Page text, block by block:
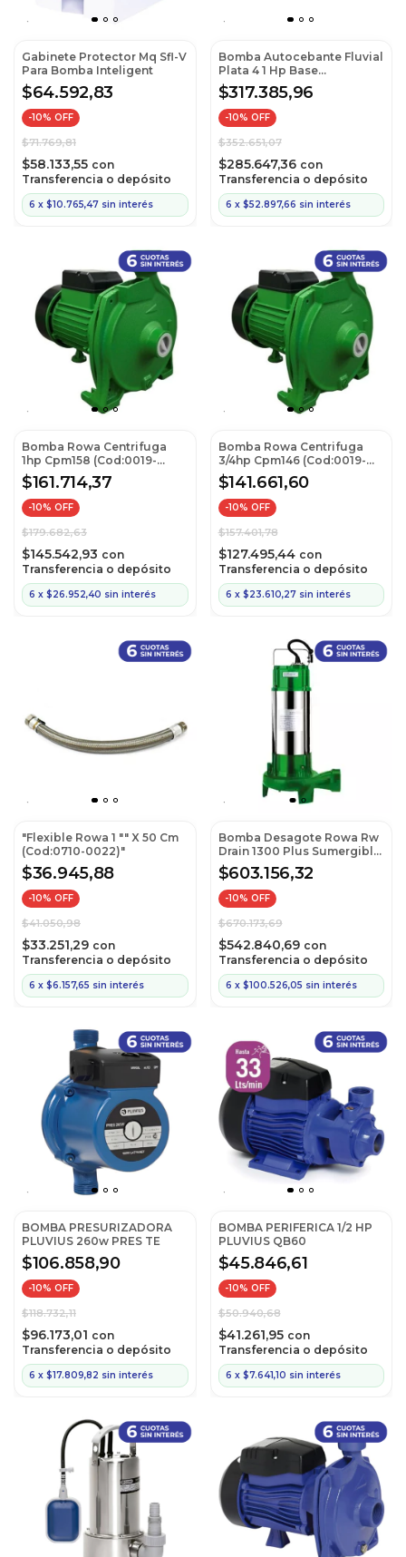
Gabinete Protector Mq Sfl-V
Para Bomba Inteligent
$64.592,83
-10% OFF
$71.769,81
$58.133,55 con
Transferencia o depósito
6 x $10.765,47 sin interés
Bomba Autocebante Fluvial
Plata 4 1 Hp Base
(Cod:311401)
$317.385,96
-10% OFF
$352.651,07
$285.647,36 con
Transferencia o depósito
6 x $52.897,66 sin interés
Bomba Rowa Centrifuga
1hp Cpm158 (Cod:0019-
0029)
$161.714,37
-10% OFF
$179.682,63
$145.542,93 con
Transferencia o depósito
6 x $26.952,40 sin interés
Bomba Rowa Centrifuga
3/4hp Cpm146 (Cod:0019-
0028)
$141.661,60
-10% OFF
$157.401,78
$127.495,44 con
Transferencia o depósito
6 x $23.610,27 sin interés
"Flexible Rowa 1 "" X 50 Cm
(Cod:0710-0022)"
$36.945,88
-10% OFF
$41.050,98
$33.251,29 con
Transferencia o depósito
6 x $6.157,65 sin interés
Bomba Desagote Rowa Rw
Drain 1300 Plus Sumergible
220 V Ar Canillas Y
Mezcladores De Baño
$603.156,32
-10% OFF
$670.173,69
$542.840,69 con
Transferencia o depósito
6 x $100.526,05 sin interés
BOMBA PRESURIZADORA
PLUVIUS 260w PRES TE
$106.858,90
-10% OFF
$118.732,11
$96.173,01 con
Transferencia o depósito
6 x $17.809,82 sin interés
BOMBA PERIFERICA 1/2 HP
PLUVIUS QB60
$45.846,61
-10% OFF
$50.940,68
$41.261,95 con
Transferencia o depósito
6 x $7.641,10 sin interés